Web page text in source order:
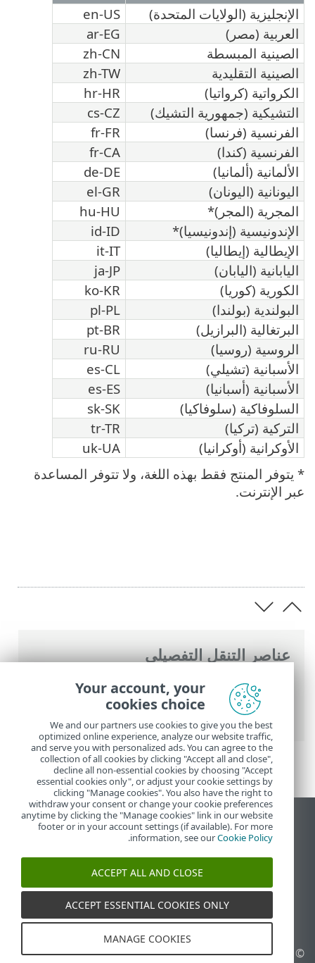
عناصر التنقل التفصيلي
تعليمات ESET عبر الإنترنت >
ESET PROTECT
On-Prem
> المواصفات > مستعرضات الويب
المدعومة، ومنتجات أمان ESET واللغات
الإنجليزية (الولايات المتحدة)
en-US
العربية (مصر)
ar-EG
الصينية المبسطة
zh-CN
الصينية التقليدية
zh-TW
الكرواتية (كرواتيا)
hr-HR
التشيكية (جمهورية التشيك)
cs-CZ
الفرنسية (فرنسا)
fr-FR
الفرنسية (كندا)
fr-CA
الألمانية (ألمانيا)
de-DE
اليونانية (اليونان)
el-GR
المجرية (المجر)*
hu-HU
الإندونيسية (إندونيسيا)*
id-ID
الإيطالية (إيطاليا)
it-IT
اليابانية (اليابان)
ja-JP
الكورية (كوريا)
ko-KR
البولندية (بولندا)
pl-PL
البرتغالية (البرازيل)
pt-BR
الروسية (روسيا)
ru-RU
الأسبانية (تشيلي)
es-CL
الأسبانية (أسبانيا)
es-ES
السلوفاكية (سلوفاكيا)
sk-SK
التركية (تركيا)
tr-TR
الأوكرانية (أوكرانيا)
uk-UA
* يتوفر المنتج فقط بهذه اللغة، ولا تتوفر المساعدة
عبر الإنترنت.
عرض موقع سطح المكتب
End of Life
قاعدة معارف ESET
ESET Status Portal
الدعم الإقليمي
© 1992 - 2026 ESET, spol. s إدارة ملفات تعريف الارتباط
Your account, your
cookies choice
We and our partners use cookies to give you the best
optimized online experience, analyze our website traffic,
and serve you with personalized ads. You can agree to the
collection of all cookies by clicking "Accept all and close",
decline all non-essential cookies by choosing "Accept
essential cookies only", or adjust your cookie settings by
clicking "Manage cookies". You also have the right to
withdraw your consent or change your cookie preferences
anytime by clicking the "Manage cookies" link in our website
footer or in your account settings (if available). For more
information, see ourCookie Policy
.
ACCEPT ALL AND CLOSE
ACCEPT ESSENTIAL COOKIES ONLY
MANAGE COOKIES